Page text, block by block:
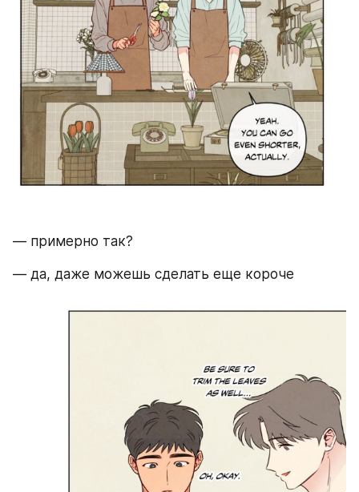
— примерно так?
— да, даже можешь сделать еще короче